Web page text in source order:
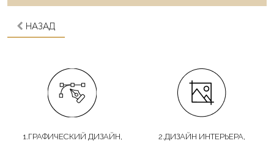
НАЗАД
1.ГРАФИЧЕСКИЙ ДИЗАЙН,
2.ДИЗАЙН ИНТЕРЬЕРА,